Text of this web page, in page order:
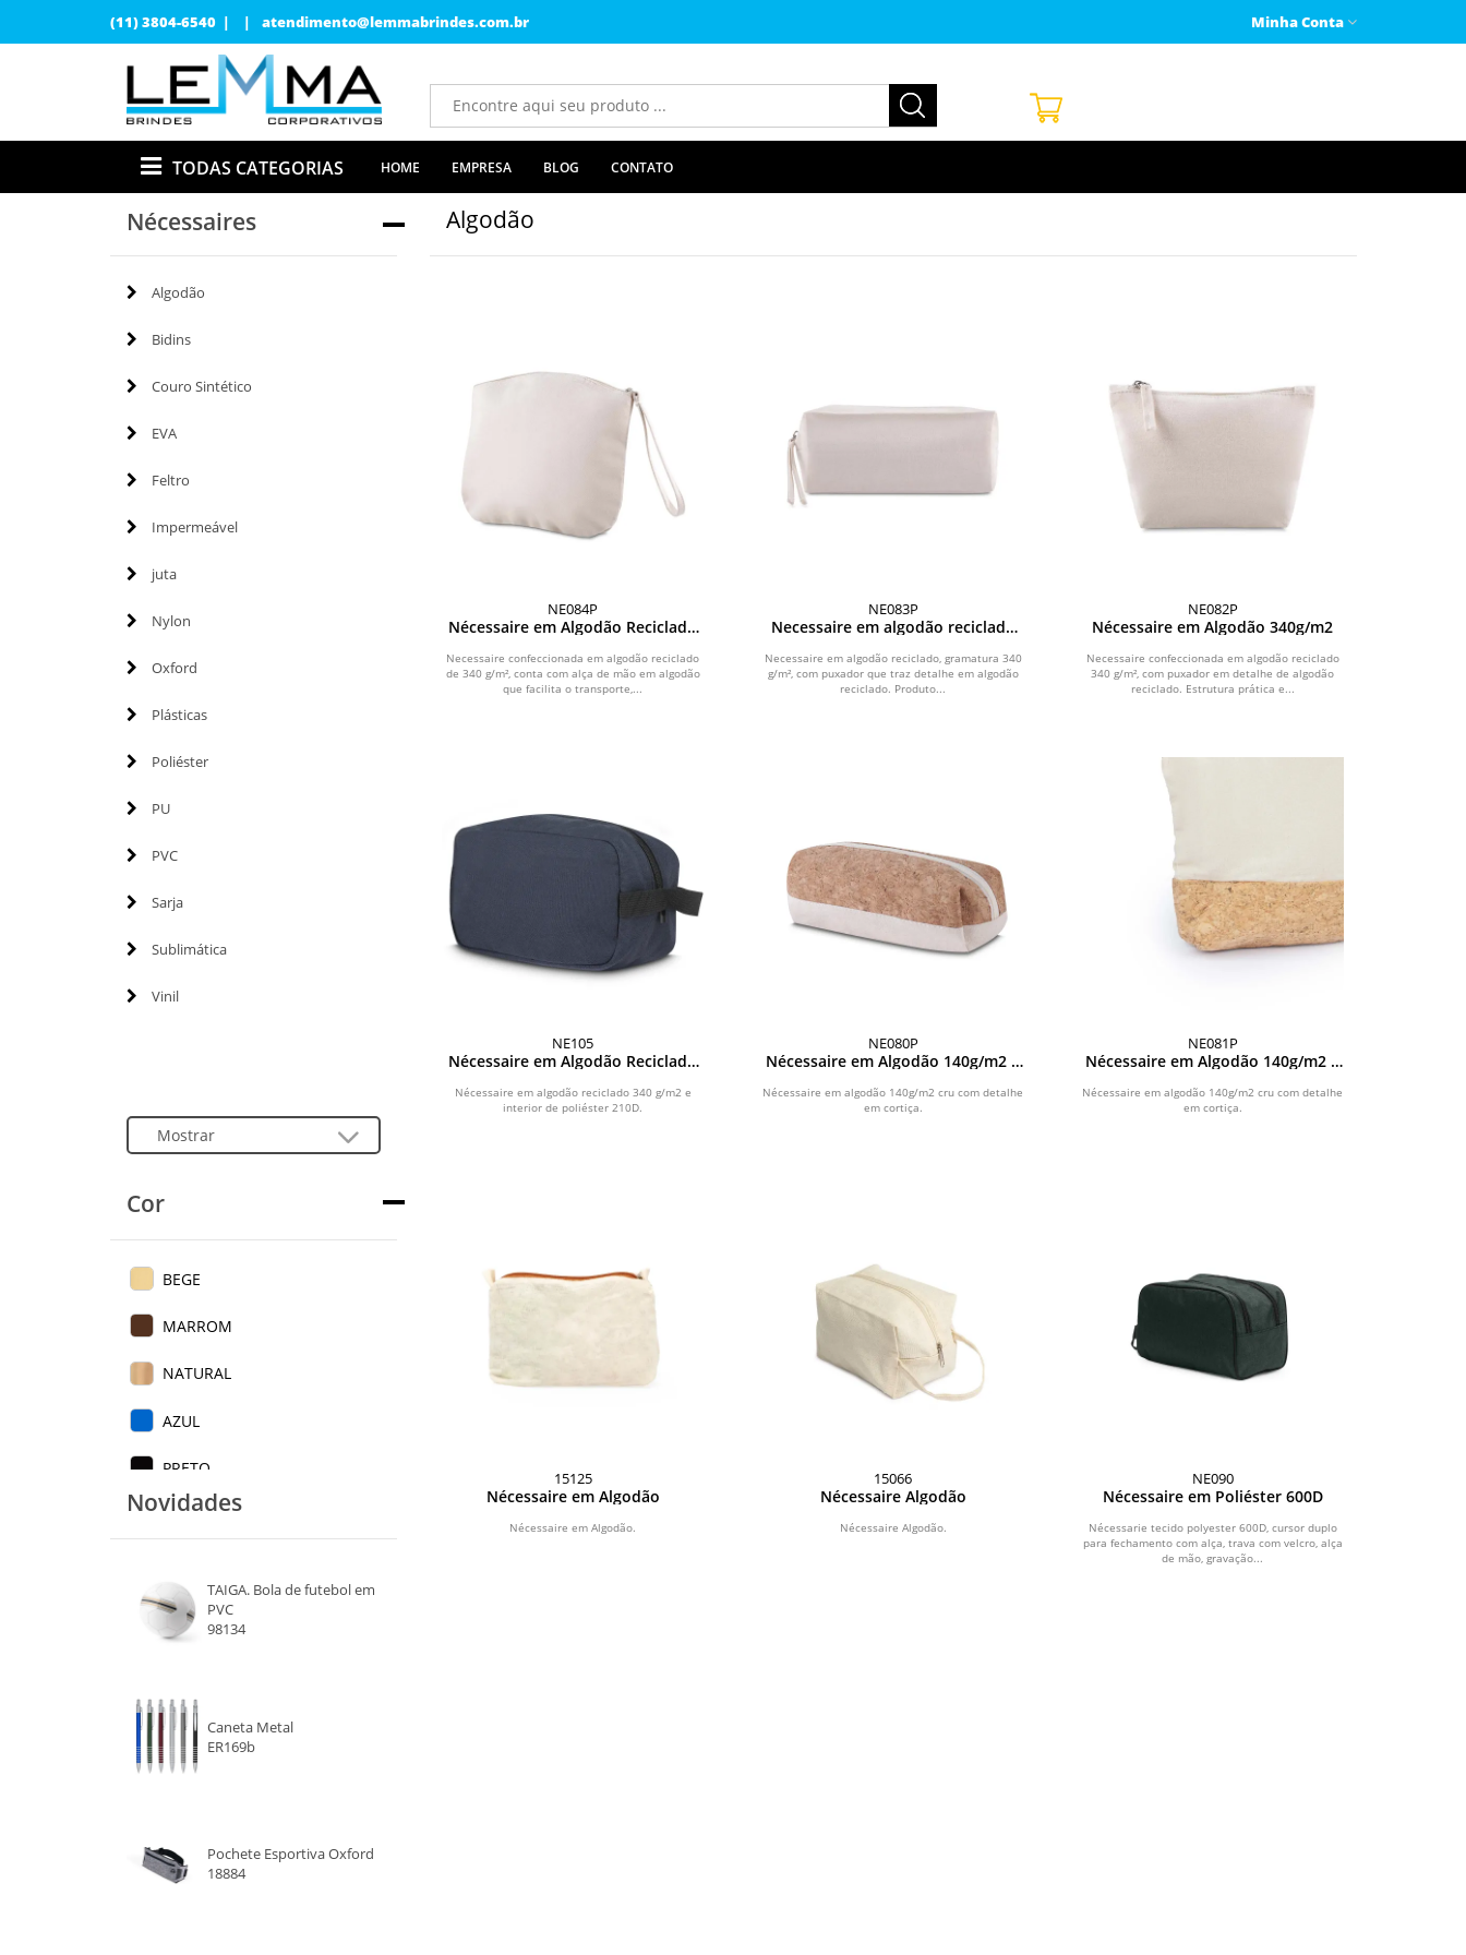
(11) 3804-6540 | | atendimento@lemmabrindes.com.br Minha Conta
TODAS CATEGORIAS HOME EMPRESA BLOG CONTATO
Nécessaires
Algodão
Bidins
Couro Sintético
EVA
Feltro
Impermeável
juta
Nylon
Oxford
Plásticas
Poliéster
PU
PVC
Sarja
Sublimática
Vinil
Cor
BEGE
MARROM
NATURAL
AZUL
PRETO
CINZA
Novidades
TAIGA. Bola de futebol em
PVC
98134
Caneta Metal
ER169b
Pochete Esportiva Oxford
18884
Algodão
NE084P
Nécessaire em Algodão Reciclado
Necessaire confeccionada em algodão reciclado
de 340 g/m², conta com alça de mão em algodão
que facilita o transporte,...
NE083P
Necessaire em algodão reciclado
Necessaire em algodão reciclado, gramatura 340
g/m², com puxador que traz detalhe em algodão
reciclado. Produto...
NE082P
Nécessaire em Algodão 340g/m2
Necessaire confeccionada em algodão reciclado
340 g/m², com puxador em detalhe de algodão
reciclado. Estrutura prática e...
NE105
Nécessaire em Algodão Reciclado
Nécessaire em algodão reciclado 340 g/m2 e
interior de poliéster 210D.
NE080P
Nécessaire em Algodão 140g/m2 e
Nécessaire em algodão 140g/m2 cru com detalhe
em cortiça.
NE081P
Nécessaire em Algodão 140g/m2 e
Nécessaire em algodão 140g/m2 cru com detalhe
em cortiça.
15125
Nécessaire em Algodão
Nécessaire em Algodão.
15066
Nécessaire Algodão
Nécessaire Algodão.
NE090
Nécessaire em Poliéster 600D
Nécessarie tecido polyester 600D, cursor duplo
para fechamento com alça, trava com velcro, alça
de mão, gravação...